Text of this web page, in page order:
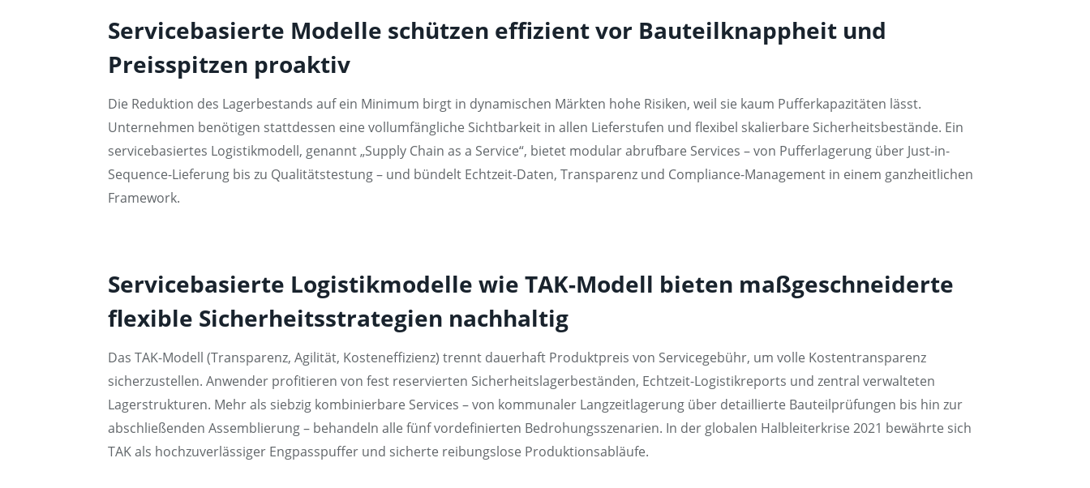
Servicebasierte Modelle schützen effizient vor Bauteilknappheit und
Preisspitzen proaktiv
Die Reduktion des Lagerbestands auf ein Minimum birgt in dynamischen Märkten hohe Risiken, weil sie kaum Pufferkapazitäten lässt.
Unternehmen benötigen stattdessen eine vollumfängliche Sichtbarkeit in allen Lieferstufen und flexibel skalierbare Sicherheitsbestände. Ein
servicebasiertes Logistikmodell, genannt „Supply Chain as a Service“, bietet modular abrufbare Services – von Pufferlagerung über Just-in-
Sequence-Lieferung bis zu Qualitätstestung – und bündelt Echtzeit-Daten, Transparenz und Compliance-Management in einem ganzheitlichen
Framework.
Servicebasierte Logistikmodelle wie TAK-Modell bieten maßgeschneiderte
flexible Sicherheitsstrategien nachhaltig
Das TAK-Modell (Transparenz, Agilität, Kosteneffizienz) trennt dauerhaft Produktpreis von Servicegebühr, um volle Kostentransparenz
sicherzustellen. Anwender profitieren von fest reservierten Sicherheitslagerbeständen, Echtzeit-Logistikreports und zentral verwalteten
Lagerstrukturen. Mehr als siebzig kombinierbare Services – von kommunaler Langzeitlagerung über detaillierte Bauteilprüfungen bis hin zur
abschließenden Assemblierung – behandeln alle fünf vordefinierten Bedrohungsszenarien. In der globalen Halbleiterkrise 2021 bewährte sich
TAK als hochzuverlässiger Engpasspuffer und sicherte reibungslose Produktionsabläufe.